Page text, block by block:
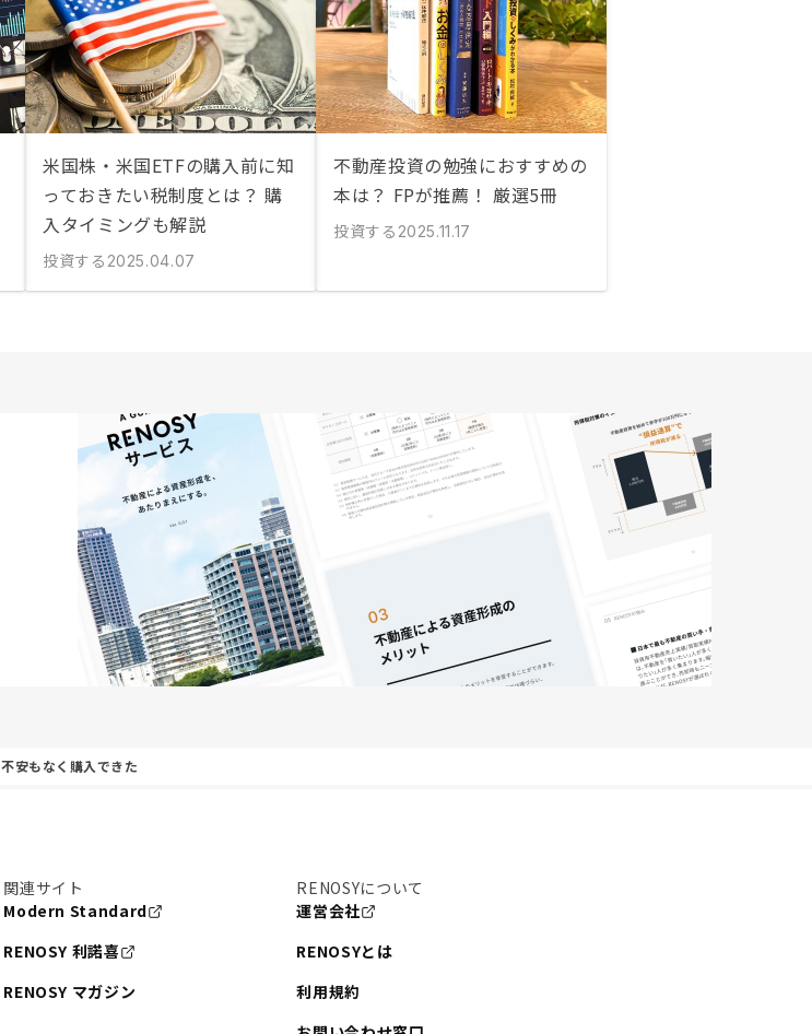
米国株・米国ETFの購入前に知
っておきたい税制度とは？ 購
入タイミングも解説
投資する 2025.04.07
不動産投資の勉強におすすめの
本は？ FPが推薦！ 厳選5冊
投資する 2025.11.17
不安もなく購入できた
関連サイト
Modern Standard
RENOSY 利諾喜
RENOSY マガジン
RENOSYについて
運営会社
RENOSYとは
利用規約